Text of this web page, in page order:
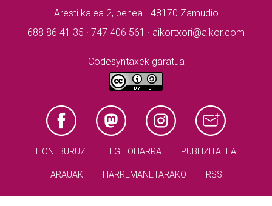
Aresti kalea 2, behea - 48170 Zamudio
688 86 41 35 · 747 406 561 · aikortxori@aikor.com
Codesyntaxek garatua
HONI BURUZ LEGE OHARRA PUBLIZITATEA
ARAUAK HARREMANETARAKO RSS